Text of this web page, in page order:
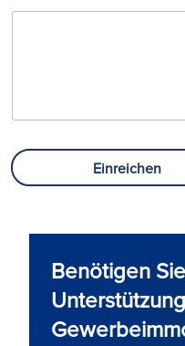
Einreichen
Benötigen